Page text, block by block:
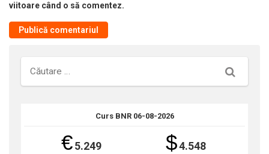
viitoare când o să comentez.
Căutare
Curs BNR 06-08-2026
€5.249 $4.548